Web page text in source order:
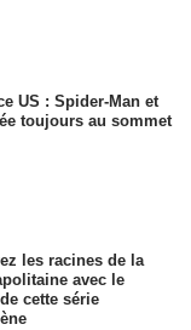
US : Spider-Man et
toujours au sommet
les racines de la
avec le
cette série